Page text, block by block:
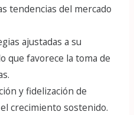
tendencias del mercado
ajustadas a su
que favorece la toma de
y fidelización de
crecimiento sostenido.